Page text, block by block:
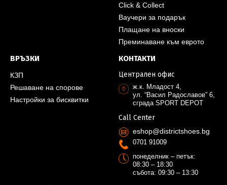
Click & Collect
Ваучери за подарък
Плащане на вноски
Преминаване към еврото
ВРЪЗКИ
КЗП
Решаване на спорове
Настройки за бисквитки
КОНТАКТИ
Централен офис
ж.к. Младост 4,
ул. “Васил Радославов” 6,
сграда SPORT DEPOT
Call Center
eshop@districtshoes.bg
0701 91009
понеделник – петък:
08:30 – 18:30
събота: 09:30 – 13:30